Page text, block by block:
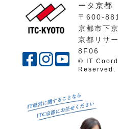
ータ京都
〒600-
京都市下
京都リサ
8F06
© IT
Reserved.